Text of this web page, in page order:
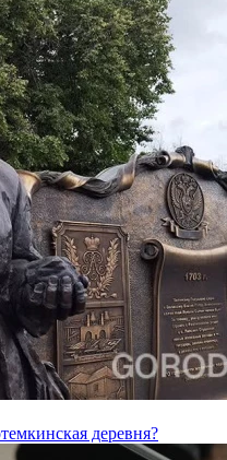
деревня?